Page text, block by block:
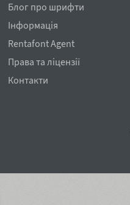
Блог про шрифти
Інформація
Rentafont Agent
Права та ліцензії
Контакти